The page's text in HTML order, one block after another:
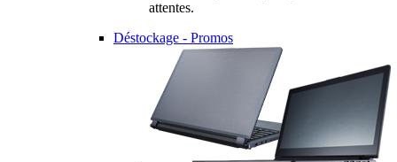
attentes.
Déstockage - Promos